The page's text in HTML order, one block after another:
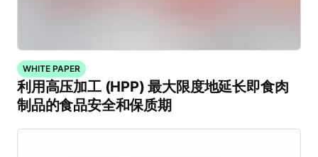
WHITE PAPER
利用高压加工 (HPP) 最大限度地延长即食肉
制品的食品安全和保质期